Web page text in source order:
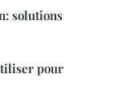
solutions
pour